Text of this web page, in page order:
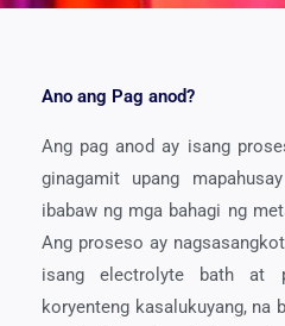
Ano ang Pag anod?
Ang pag anod ay isang
ginagamit upang
ibabaw ng mga bahagi ng
Ang proseso ay
isang electrolyte bath at
koryenteng kasalukuyang, na